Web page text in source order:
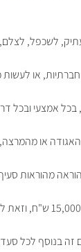
לשכפל,
או לעשות
בכל אמצעי ובכל
או מהמרצה,
מהוראות
זה בנוסף לכל